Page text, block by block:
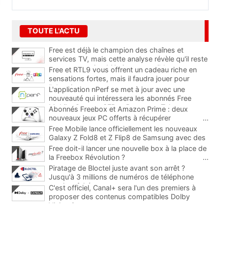
TOUTE L'ACTU
Free est déjà le champion des chaînes et
services TV, mais cette analyse révèle qu'il reste
encore au moins 141 ajouts possibles
Free et RTL9 vous offrent un cadeau riche en
sensations fortes, mais il faudra jouer pour
l'obtenir
L'application nPerf se met à jour avec une
nouveauté qui intéressera les abonnés Free
Mobile, Orange, SFR et Bouygues Telecom
Abonnés Freebox et Amazon Prime : deux
nouveaux jeux PC offerts à récupérer
...
Free Mobile lance officiellement les nouveaux
Galaxy Z Fold8 et Z Flip8 de Samsung avec des
promos et des cadeaux
...
Free doit-il lancer une nouvelle box à la place de
la Freebox Révolution ?
...
Piratage de Bloctel juste avant son arrêt ?
Jusqu'à 3 millions de numéros de téléphone
auraient fuité
C'est officiel, Canal+ sera l'un des premiers à
proposer des contenus compatibles Dolby
Vision 2